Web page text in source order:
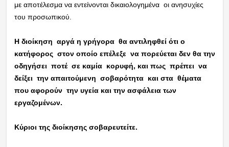
με αποτέλεσμα να εντείνονται δικαιολογημένα οι ανησυχίες
του προσωπικού.
Η διοίκηση αργά η γρήγορα θα αντιληφθεί ότι ο
κατήφορος στον οποίο επέλεξε να πορεύεται δεν θα την
οδηγήσει ποτέ σε καμία κορυφή, και πως πρέπει να
δείξει την απαιτούμενη σοβαρότητα και στα θέματα
που αφορούν την υγεία και την ασφάλεια των
εργαζομένων.
Κύριοι της διοίκησης σοβαρευτείτε.